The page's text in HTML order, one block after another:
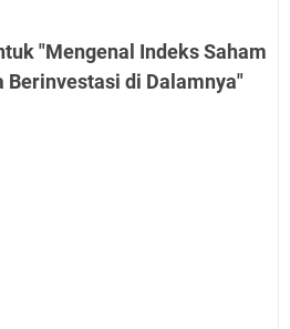
"Mengenal Indeks Saham
Berinvestasi di Dalamnya"